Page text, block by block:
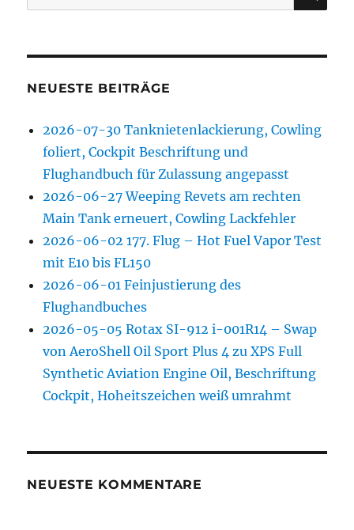
nach:
NEUESTE BEITRÄGE
2026-07-30 Tanknietenlackierung, Cowling
foliert, Cockpit Beschriftung und
Flughandbuch für Zulassung angepasst
2026-06-27 Weeping Revets am rechten
Main Tank erneuert, Cowling Lackfehler
2026-06-02 177. Flug – Hot Fuel Vapor Test
mit E10 bis FL150
2026-06-01 Feinjustierung des
Flughandbuches
2026-05-05 Rotax SI-912 i-001R14 – Swap
von AeroShell Oil Sport Plus 4 zu XPS Full
Synthetic Aviation Engine Oil, Beschriftung
Cockpit, Hoheitszeichen weiß umrahmt
NEUESTE KOMMENTARE